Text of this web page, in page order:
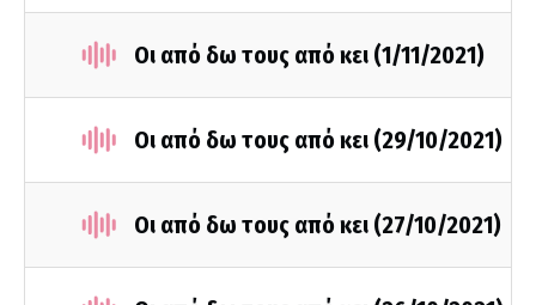
Οι από δω τους από κει (1/11/2021)
Οι από δω τους από κει (29/10/2021)
Οι από δω τους από κει (27/10/2021)